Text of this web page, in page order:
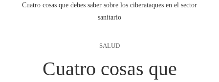
Cuatro cosas que debes saber sobre los ciberataques en el sector
sanitario
SALUD
Cuatro cosas que